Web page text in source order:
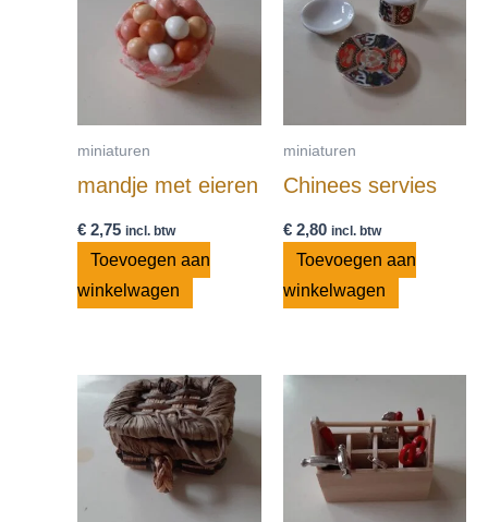
miniaturen
mandje met eieren
€ 2,75 incl. btw
Toevoegen aan
winkelwagen
miniaturen
Chinees servies
€2,80 incl. btw
Toevoegen aan
winkelwagen